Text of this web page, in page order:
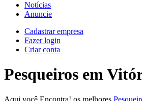
Notícias
Anuncie
Cadastrar empresa
Fazer login
Criar conta
Pesqueiros em
Aqui você Encontra! os melhores